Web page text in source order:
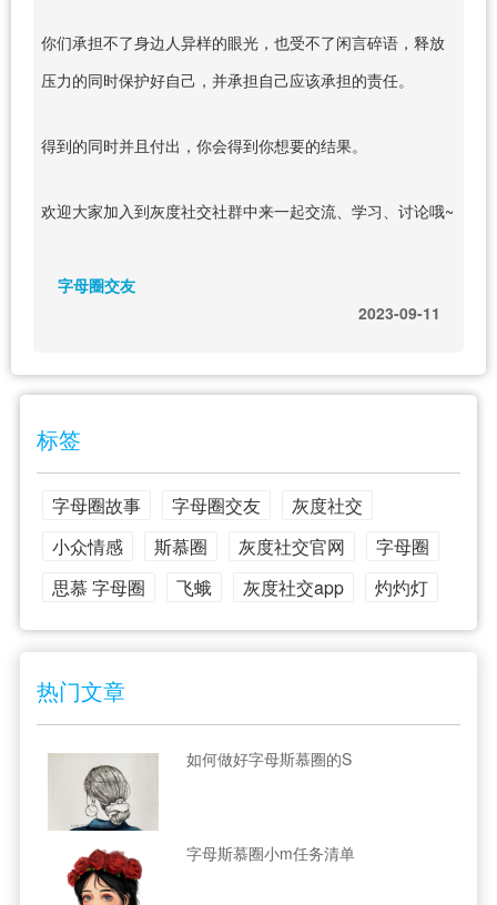
你们承担不了身边人异样的眼光，也受不了闲言碎语，释放
压力的同时保护好自己，并承担自己应该承担的责任。
得到的同时并且付出，你会得到你想要的结果。
欢迎大家加入到灰度社交社群中来一起交流、学习、讨论哦~
字母圈交友
2023-09-11
标签
字母圈故事 字母圈交友
灰度社交
小众情感
斯慕圈 灰度社交官网
字母圈
思慕 字母圈
飞蛾 灰度社交app 灼灼灯
热门文章
如何做好字母斯慕圈的S
字母斯慕圈小m任务清单